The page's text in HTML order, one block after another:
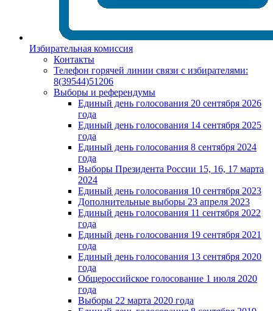
Избирательная комиссия
Контакты
Телефон горячей линии связи с избирателями:
8(39544)51206
Выборы и референдумы
Единый день голосования 20 сентября 2026
года
Единый день голосования 14 сентября 2025
года
Единый день голосования 8 сентября 2024
года
Выборы Президента России 15, 16, 17 марта
2024
Единый день голосования 10 сентября 2023
Дополнительные выборы 23 апреля 2023
Единый день голосования 11 сентября 2022
года
Единый день голосования 19 сентября 2021
года
Единый день голосования 13 сентября 2020
года
Общероссийское голосование 1 июля 2020
года
Выборы 22 марта 2020 года